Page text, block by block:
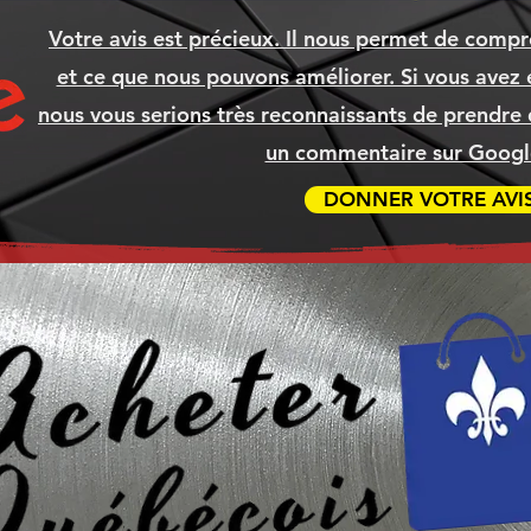
CANON 075H NOIR Compatible
[COMMANDE]
Prix
69,99 $
Ajouter au panier
BROTHER TN635XL TN-635XL
CYAN Compatible [COMMANDE]
Prix
79,99 $
Ajouter au panier
Ordinateur TYRANIS
Prix
2 299,99 $
Ajouter au panier
Boitier Thermaltake S200TG ARGB
Prix
154,99 $
Ajouter au panier
Votre avis est précieux. Il nous permet de
et ce que nous pouvons améliorer. Si vous
nous vous serions très reconnaissants de
un commentaire sur
DONNER VOTRE